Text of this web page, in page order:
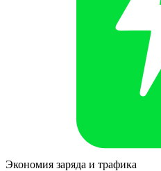
Экономия заряда и трафика